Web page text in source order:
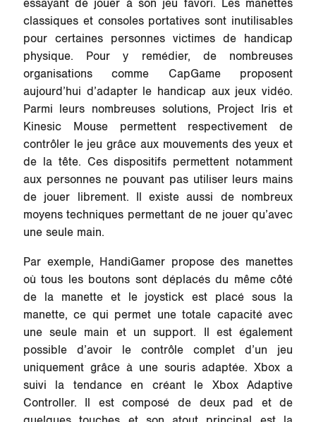
essayant de jouer à son jeu favori. Les manettes
classiques et consoles portatives sont inutilisables
pour certaines personnes victimes de handicap
physique. Pour y remédier, de nombreuses
organisations comme CapGame proposent
aujourd’hui d’adapter le handicap aux jeux vidéo.
Parmi leurs nombreuses solutions, Project Iris et
Kinesic Mouse permettent respectivement de
contrôler le jeu grâce aux mouvements des yeux et
de la tête. Ces dispositifs permettent notamment
aux personnes ne pouvant pas utiliser leurs mains
de jouer librement. Il existe aussi de nombreux
moyens techniques permettant de ne jouer qu’avec
une seule main.
Par exemple, HandiGamer propose des manettes
où tous les boutons sont déplacés du même côté
de la manette et le joystick est placé sous la
manette, ce qui permet une totale capacité avec
une seule main et un support. Il est également
possible d’avoir le contrôle complet d’un jeu
uniquement grâce à une souris adaptée. Xbox a
suivi la tendance en créant le Xbox Adaptive
Controller. Il est composé de deux pad et de